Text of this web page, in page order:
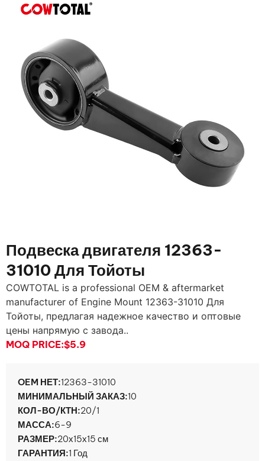
Подвеска двигателя 12363-
31010 Для Тойоты
COWTOTAL is a professional OEM & aftermarket
manufacturer of Engine Mount 12363-31010 Для
Тойоты, предлагая надежное качество и оптовые
цены напрямую с завода..
MOQ PRICE:$5.9
OEM НЕТ:12363-31010
МИНИМАЛЬНЫЙ ЗАКАЗ:10
КОЛ-ВО/КТН:20/1
МАССА:6-9
РАЗМЕР:20х15х15 см
ГАРАНТИЯ:1 Год